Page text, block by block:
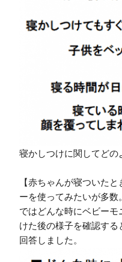
寝かしつけに関してど
【赤ちゃんが寝ついた
ーを使ってみたいが多数
ではどんな時にベビー
けた後の様子を確認す
回答しました。